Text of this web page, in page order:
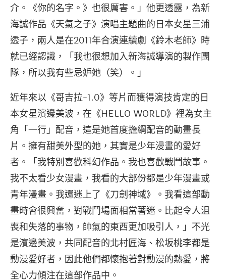
介。《你的名字。》也很厲害。」他更透露，為新
海誠作品《天氣之子》演唱主題曲的日本女星三浦
透子，兩人是在2011年合演連續劇《鈴木老師》時
就已經認識，「我也很想加入新海誠導演的製作團
隊，所以我有些忌妒她（笑）。」
近年來以《哥吉拉-1.0》等片而獲得演技肯定的日
本女星濱邊美波，在《HELLO WORLD》裡為女主
角「一行」配音，這是她首度擔綱配音的動畫長
片。擁有甜美外型的她，其實是少年漫畫的愛好
者。「我特別喜歡科幻作品。我也喜歡戰鬥故事。
我不太看少女漫畫，我看的大部份都是少年漫畫或
青年漫畫。我還迷上了《刀劍神域》。我看這部動
畫時會很興奮，對戰鬥場面相當著迷。比起令人沮
喪和失落的事物，帥氣的東西更加吸引人，」不光
是濱邊美波，共同配音的北村匠海、松坂桃李都是
動漫愛好者，因此他們都懷抱著對動漫的熱愛，將
全心力傾注在這部作品中。